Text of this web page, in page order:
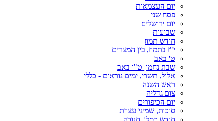
יום העצמאות
פסח שני
יום ירושלים
שבועות
חודש תמוז
י"ז בתמוז, בין המצרים
ט' באב
שבת נחמו, ט"ו באב
אלול, תשרי, ימים נוראים - כללי
ראש השנה
צום גדליה
יום הכיפורים
סוכות, שמיני עצרת